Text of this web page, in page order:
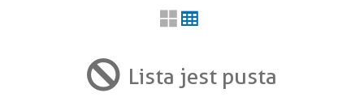
Trwające w zakresie
filtr
Lista jest pusta